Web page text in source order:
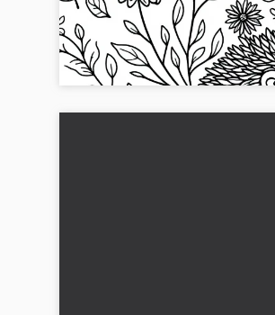
Bring farge i høstens stemning
fargeleggingsark! En pinnsvin
venter på deg...